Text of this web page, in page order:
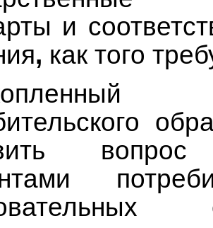
и
, как того